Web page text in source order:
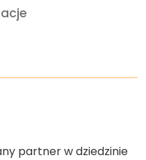
partner w dziedzinie